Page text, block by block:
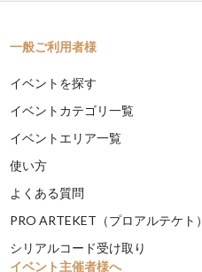
一般ご利用者様
イベントを探す
イベントカテゴリ一覧
イベントエリア一覧
使い方
よくある質問
PRO ARTEKET（プロアルテケト）
シリアルコード受け取り
イベント主催者様へ